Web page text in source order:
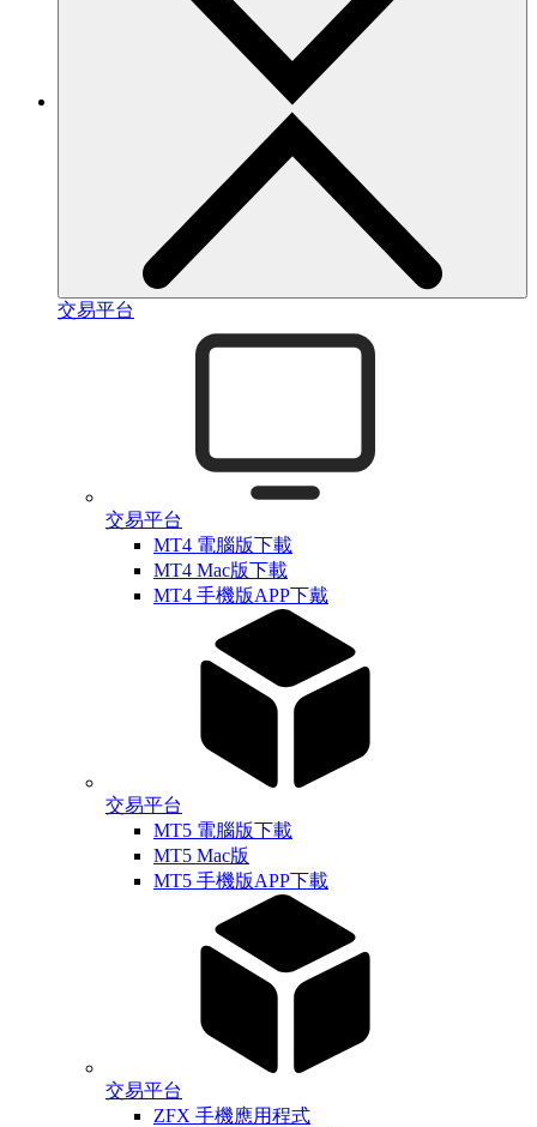
交易平台
交易平台
MT4 電腦版下載
MT4 Mac版下載
MT4 手機版APP下戴
交易平台
MT5 電腦版下載
MT5 Mac版
MT5 手機版APP下載
交易平台
ZFX 手機應用程式